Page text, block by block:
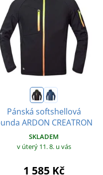
Pánská softshellová
ARDON CREATRON
SKLADEM
v úterý 11. 8. u vás
1 585 Kč